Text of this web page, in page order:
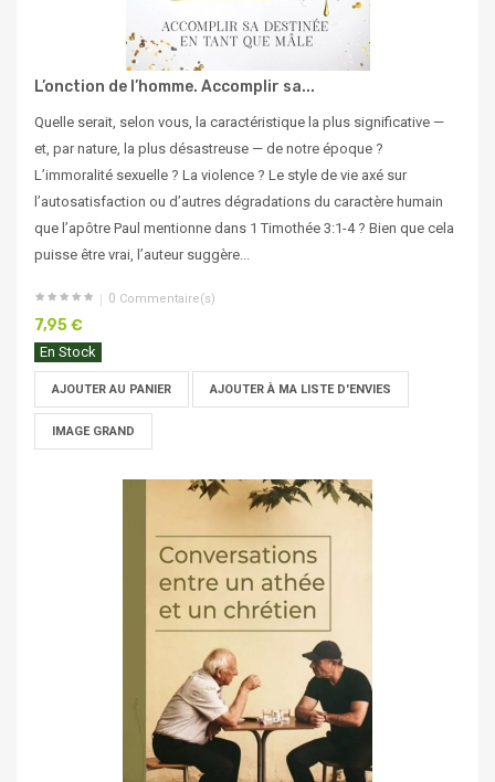
L’onction de l’homme. Accomplir sa...
Quelle serait, selon vous, la caractéristique la plus significative —
et, par nature, la plus désastreuse — de notre époque ?
L’immoralité sexuelle ? La violence ? Le style de vie axé sur
l’autosatisfaction ou d’autres dégradations du caractère humain
que l’apôtre Paul mentionne dans 1 Timothée 3:1-4 ? Bien que cela
puisse être vrai, l’auteur suggère...
0 Commentaire(s)
7,95 €
En Stock
AJOUTER AU PANIER AJOUTER À MA LISTE D'ENVIES
IMAGE GRAND